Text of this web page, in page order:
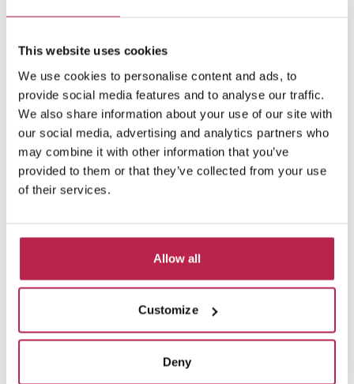
This website uses cookies
We use cookies to personalise content and ads, to
provide social media features and to analyse our traffic.
We also share information about your use of our site with
our social media, advertising and analytics partners who
may combine it with other information that you’ve
provided to them or that they’ve collected from your use
of their services.
Allow all
Customize
Deny
El Paso
Cala Salada
8
4
3
10% sconto da 19 set – 18 ott 2026
2.950,00 € / 6.000,00 € a settimana
Collezione privata
da €2750 a settimana
Grazie alla nostra vasta rete costruita negli ultimi
10 anni, abbiamo un certo numero di case che
non possiamo mettere online, su richiesta dei
proprietari. Se sei interessato a una di queste
Vedi collezione privata